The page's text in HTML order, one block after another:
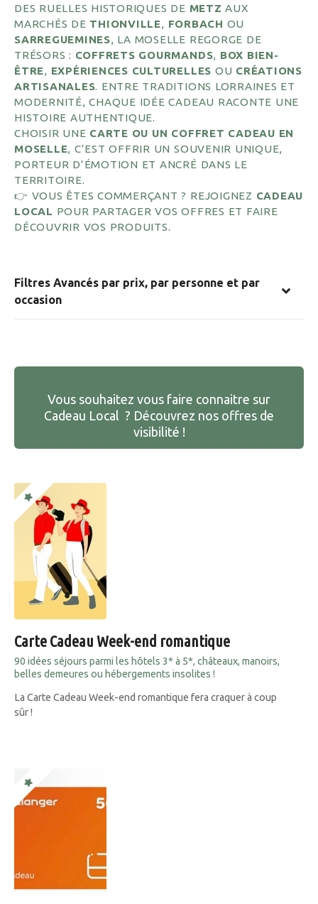
DES RUELLES HISTORIQUES DE METZ AUX
MARCHÉS DE THIONVILLE, FORBACH OU
SARREGUEMINES, LA MOSELLE REGORGE DE
TRÉSORS : COFFRETS GOURMANDS, BOX BIEN-
ÊTRE, EXPÉRIENCES CULTURELLES OU CRÉATIONS
ARTISANALES. ENTRE TRADITIONS LORRAINES ET
MODERNITÉ, CHAQUE IDÉE CADEAU RACONTE UNE
HISTOIRE AUTHENTIQUE.
CHOISIR UNE CARTE OU UN COFFRET CADEAU EN
MOSELLE, C’EST OFFRIR UN SOUVENIR UNIQUE,
PORTEUR D’ÉMOTION ET ANCRÉ DANS LE
TERRITOIRE.
👉 VOUS ÊTES COMMERÇANT ? REJOIGNEZ CADEAU
LOCAL POUR PARTAGER VOS OFFRES ET FAIRE
DÉCOUVRIR VOS PRODUITS.
Filtres Avancés par prix, par personne et par
occasion
Vous souhaitez vous faire connaitre sur
Cadeau Local ? Découvrez nos offres de
visibilité !
Carte Cadeau Week-end romantique
90 idées séjours parmi les hôtels 3* à 5*, châteaux, manoirs,
belles demeures ou hébergements insolites !
La Carte Cadeau Week-end romantique fera craquer à coup
sûr !